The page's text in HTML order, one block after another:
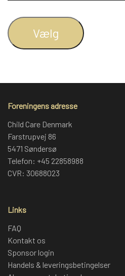
Vælg
Foreningens adresse
Child Care Denmark
Farstrupvej 86
5471 Søndersø
Telefon: +45 22858988
CVR: 30688023
Links
FAQ
Kontakt os
Sponsor login
Handels & leveringsbetingelser